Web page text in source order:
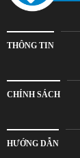
THÔNG TIN
CHÍNH SÁCH
HƯỚNG DẪN